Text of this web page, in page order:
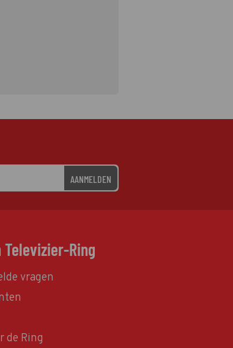
AANMELDEN
Televizier-Ring
vragen
de Ring